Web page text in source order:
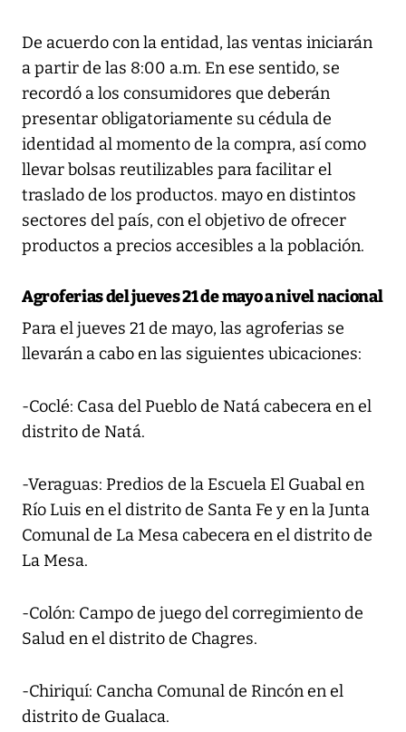
De acuerdo con la entidad, las ventas iniciarán
a partir de las 8:00 a.m. En ese sentido, se
recordó a los consumidores que deberán
presentar obligatoriamente su cédula de
identidad al momento de la compra, así como
llevar bolsas reutilizables para facilitar el
traslado de los productos. mayo en distintos
sectores del país, con el objetivo de ofrecer
productos a precios accesibles a la población.
Agroferias del jueves 21 de mayo a nivel nacional
Para el jueves 21 de mayo, las agroferias se
llevarán a cabo en las siguientes ubicaciones:
-Coclé: Casa del Pueblo de Natá cabecera en el
distrito de Natá.
-Veraguas: Predios de la Escuela El Guabal en
Río Luis en el distrito de Santa Fe y en la Junta
Comunal de La Mesa cabecera en el distrito de
La Mesa.
-Colón: Campo de juego del corregimiento de
Salud en el distrito de Chagres.
-Chiriquí: Cancha Comunal de Rincón en el
distrito de Gualaca.